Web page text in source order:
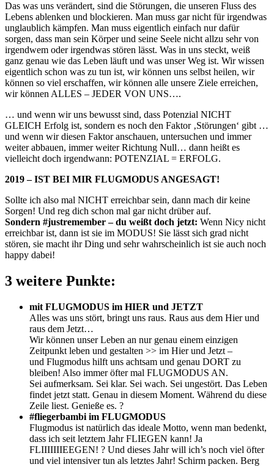
Das was uns verändert, sind die Störungen, die unseren Fluss des
Lebens ablenken und blockieren. Man muss gar nicht für irgendwas
unglaublich kämpfen. Man muss eigentlich einfach nur dafür
sorgen, dass man sein Körper und seine Seele nicht allzu sehr von
irgendwem oder irgendwas stören lässt. Was in uns steckt, weiß
ganz genau wie das Leben läuft und was unser Weg ist. Wir wissen
eigentlich schon was zu tun ist, wir können uns selbst heilen, wir
können so viel erschaffen, wir können alle unsere Ziele erreichen,
wir können ALLES – JEDER VON UNS….
… und wenn wir uns bewusst sind, dass Potenzial NICHT
GLEICH Erfolg ist, sondern es noch den Faktor ‚Störungen‘ gibt …
und wenn wir diesen Faktor anschauen, untersuchen und immer
weiter abbauen, immer weiter Richtung Null… dann heißt es
vielleicht doch irgendwann: POTENZIAL = ERFOLG.
2019 – IST BEI MIR FLUGMODUS ANGESAGT!
Sollte ich also mal NICHT erreichbar sein, dann mach dir keine
Sorgen! Und reg dich schon mal gar nicht drüber auf.
Sondern #justremember – du weißt doch jetzt: Wenn Nicy nicht
erreichbar ist, dann ist sie im MODUS! Sie lässt sich grad nicht
stören, sie macht ihr Ding und sehr wahrscheinlich ist sie auch noch
happy dabei!
3 weitere Punkte:
mit FLUGMODUS im HIER und JETZT
Alles was uns stört, bringt uns raus. Raus aus dem Hier und
raus dem Jetzt…
Wir können unser Leben an nur genau einem einzigen
Zeitpunkt leben und gestalten >> im Hier und Jetzt –
und Flugmodus hilft uns achtsam und genau DORT zu
bleiben! Also immer öfter mal FLUGMODUS AN.
Sei aufmerksam. Sei klar. Sei wach. Sei ungestört. Das Leben
findet jetzt statt. Genau in diesem Moment. Während du diese
Zeile liest. Genieße es. ?
#fliegerbambi im FLUGMODUS
Flugmodus ist natürlich das ideale Motto, wenn man bedenkt,
dass ich seit letztem Jahr FLIEGEN kann! Ja
FLIIIIIIIEEGEN! ? Und dieses Jahr will ich’s noch viel öfter
und viel intensiver tun als letztes Jahr! Schirm packen. Berg